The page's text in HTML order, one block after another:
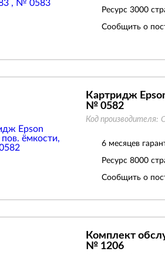
Ресурс 3000
Сообщить о
Картридж
№ 0582
Код производителя:
6 месяцев
Ресурс 8000
Сообщить о
Комплект
№ 1206